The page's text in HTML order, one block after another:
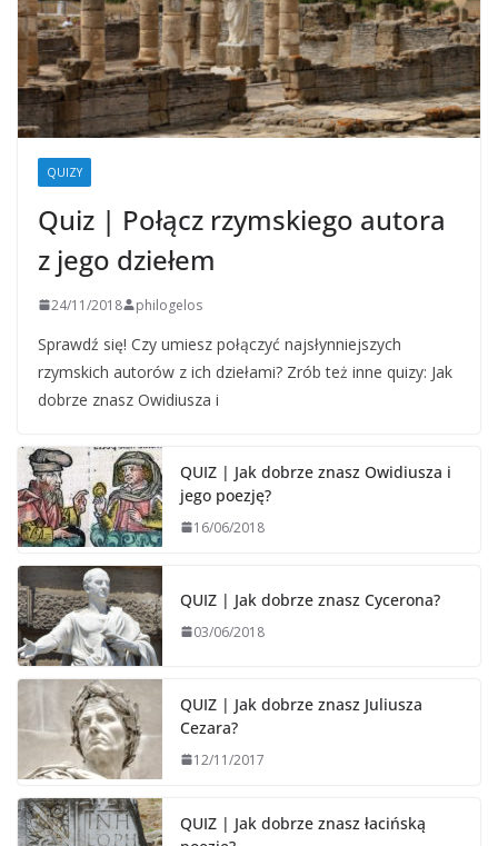
QUIZY
Quiz | Połącz rzymskiego autora
z jego dziełem
24/11/2018 philogelos
Sprawdź się! Czy umiesz połączyć najsłynniejszych
rzymskich autorów z ich dziełami? Zrób też inne quizy: Jak
dobrze znasz Owidiusza i
QUIZ | Jak dobrze znasz Owidiusza i
jego poezję?
16/06/2018
QUIZ | Jak dobrze znasz Cycerona?
03/06/2018
QUIZ | Jak dobrze znasz Juliusza
Cezara?
12/11/2017
QUIZ | Jak dobrze znasz łacińską